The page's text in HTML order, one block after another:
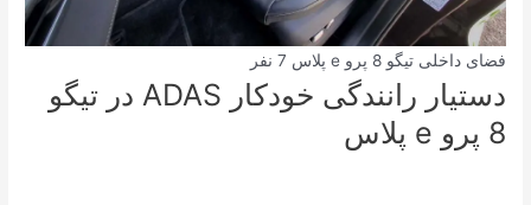
فضای داخلی تیگو 8 پرو e پلاس 7 نفر
دستیار رانندگی خودکار ADAS در تیگو
8 پرو e پلاس